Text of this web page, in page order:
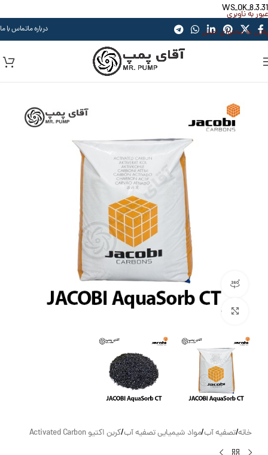
WS_OK_8.3.31
عبور به ناوبری
رفتن به محتوای اصلی
درباره ماتماس با ما
بزرگنمایی تصویر
خانه/تصفیه آب/مواد شیمیایی تصفیه آب/کربن اکتیو Activated Carbon